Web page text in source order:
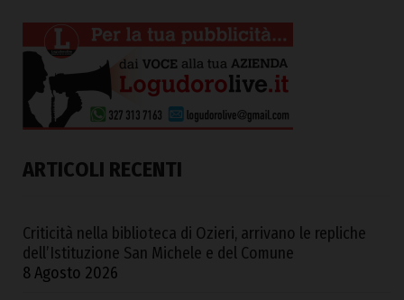
ARTICOLI RECENTI
Criticità nella biblioteca di Ozieri, arrivano le repliche
dell’Istituzione San Michele e del Comune
8 Agosto 2026